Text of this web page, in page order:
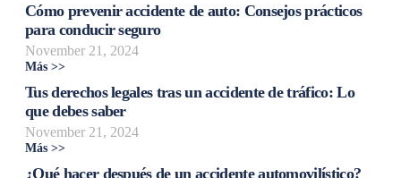
Cómo prevenir accidente de auto: Consejos prácticos
para conducir seguro
November 21, 2024
Más >>
Tus derechos legales tras un accidente de tráfico: Lo
que debes saber
November 21, 2024
Más >>
¿Qué hacer después de un accidente automovilístico?